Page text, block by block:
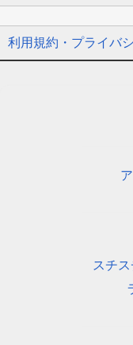
利用規約・プライバ
スチ